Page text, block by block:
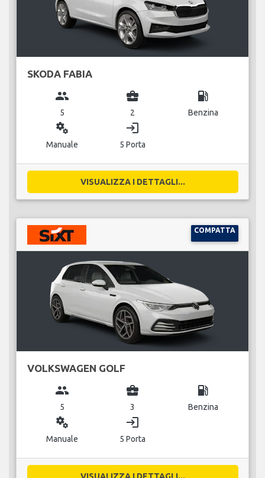
SKODA FABIA
group
5
business_center
2
local_gas_station
Benzina
miscellaneous_services
Manuale
login
5 Porta
VISUALIZZA I DETTAGLI...
COMPATTA
VOLKSWAGEN GOLF
group
5
business_center
3
local_gas_station
Benzina
miscellaneous_services
Manuale
login
5 Porta
VISUALIZZA I DETTAGLI...